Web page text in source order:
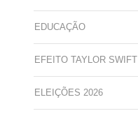
EDUCAÇÃO
EFEITO TAYLOR SWIFT
ELEIÇÕES 2026